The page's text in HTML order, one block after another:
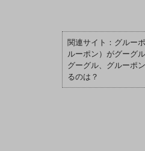
グルー
ルーポン）がグーグ
グーグル、グルーポ
るのは？